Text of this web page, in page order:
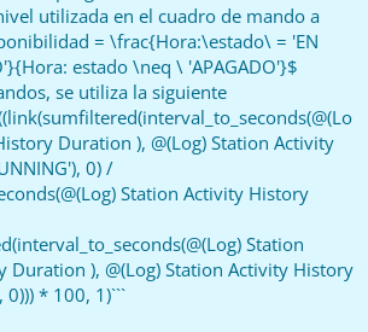
utilizada en el cuadro de mando a
= \frac{Hora:\estado\ = 'EN
estado \neq \ 'APAGADO'}$
se utiliza la siguiente
Duration ), @(Log) Station Activity
0) /
Station Activity History
Station
Duration ), @(Log) Station Activity History
0))) * 100, 1)```